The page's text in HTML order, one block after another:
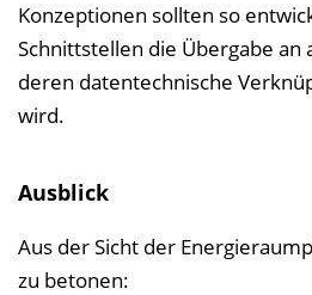
Konzeptionen sollten so
Schnittstellen die Übergabe an
deren datentechnische
wird.
Ausblick
Aus der Sicht der
zu betonen: